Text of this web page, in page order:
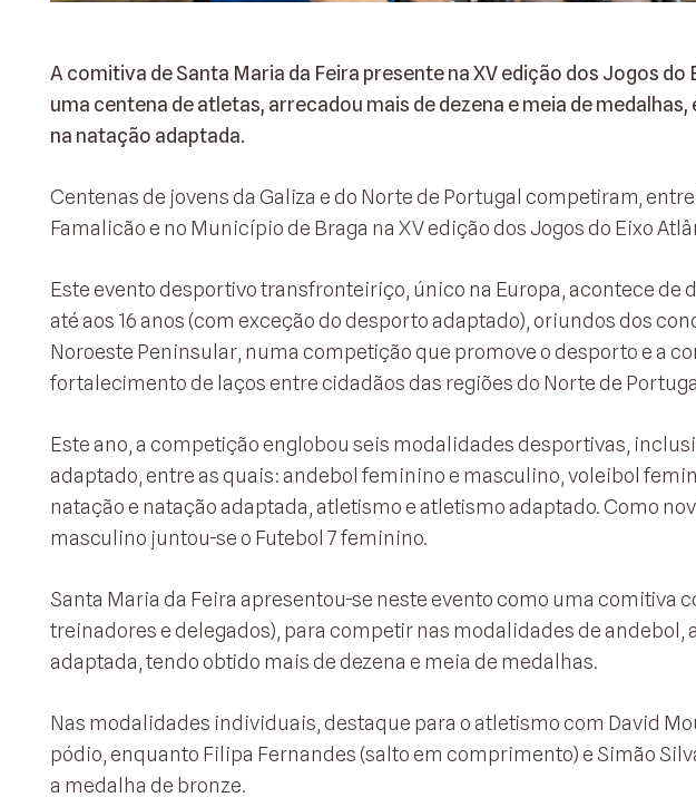
A comitiva de Santa Maria da Feira presente na XV edição dos Jogos
uma centena de atletas, arrecadou mais de dezena e meia de
na natação adaptada.
Centenas de jovens da Galiza e do Norte de Portugal competiram,
Famalicão e no Município de Braga na XV edição dos Jogos do Eixo
Este evento desportivo transfronteiriço, único na Europa, acontece de
até aos 16 anos (com exceção do desporto adaptado), oriundos dos
Noroeste Peninsular, numa competição que promove o desporto e a
fortalecimento de laços entre cidadãos das regiões do Norte de
Este ano, a competição englobou seis modalidades desportivas,
adaptado, entre as quais: andebol feminino e masculino, voleibol
natação e natação adaptada, atletismo e atletismo adaptado. Como
masculino juntou-se o Futebol 7 feminino.
Santa Maria da Feira apresentou-se neste evento como uma comitiva
treinadores e delegados), para competir nas modalidades de andebol,
adaptada, tendo obtido mais de dezena e meia de medalhas.
Nas modalidades individuais, destaque para o atletismo com David
pódio, enquanto Filipa Fernandes (salto em comprimento) e Simão
a medalha de bronze.